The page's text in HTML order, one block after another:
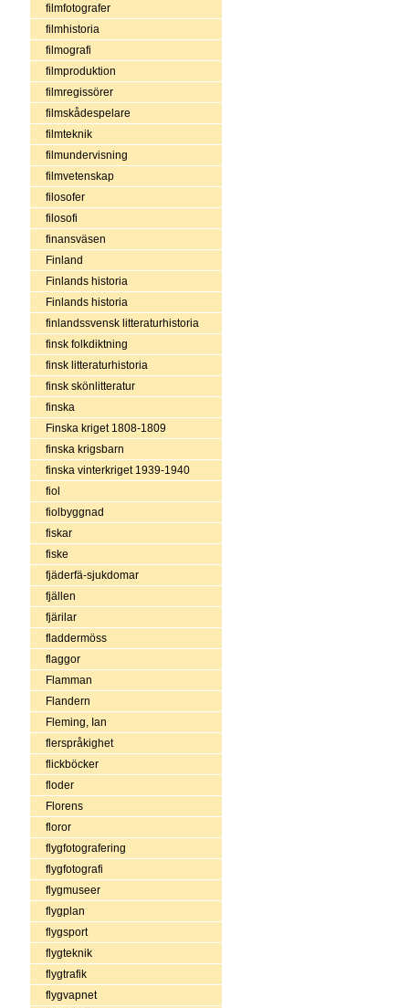
filmfotografer
filmhistoria
filmografi
filmproduktion
filmregissörer
filmskådespelare
filmteknik
filmundervisning
filmvetenskap
filosofer
filosofi
finansväsen
Finland
Finlands historia
Finlands historia
finlandssvensk litteraturhistoria
finsk folkdiktning
finsk litteraturhistoria
finsk skönlitteratur
finska
Finska kriget 1808-1809
finska krigsbarn
finska vinterkriget 1939-1940
fiol
fiolbyggnad
fiskar
fiske
fjäderfä-sjukdomar
fjällen
fjärilar
fladdermöss
flaggor
Flamman
Flandern
Fleming, Ian
flerspråkighet
flickböcker
floder
Florens
floror
flygfotografering
flygfotografi
flygmuseer
flygplan
flygsport
flygteknik
flygtrafik
flygvapnet